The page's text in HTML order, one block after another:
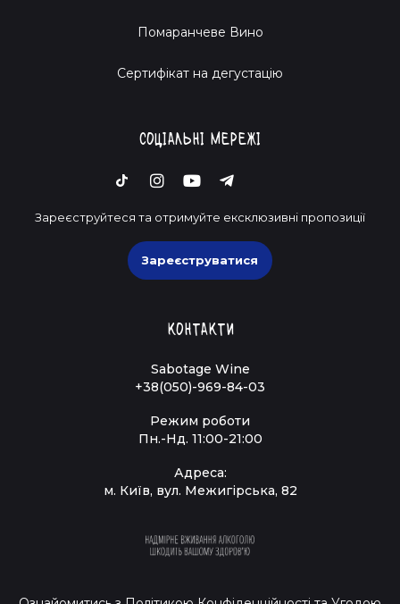
Помаранчеве Вино
Cертифікат на дегустацію
Соціальні мережі
Зареєструйтеся та отримуйте ексклюзивні пропозиції
Зареєструватися
Контакти
Sabotage Wine
+38(050)-969-84-03
Режим роботи
Пн.-Нд. 11:00-21:00
Адреса:
м. Київ, вул. Межигірська, 82